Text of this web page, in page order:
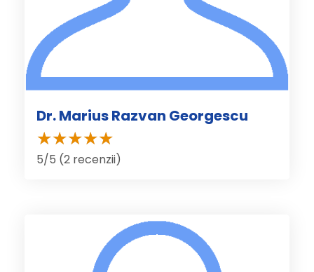
Dr. Marius Razvan Georgescu
5/5 (2 recenzii)